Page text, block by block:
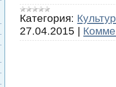
Категория:
27.04.2015 |